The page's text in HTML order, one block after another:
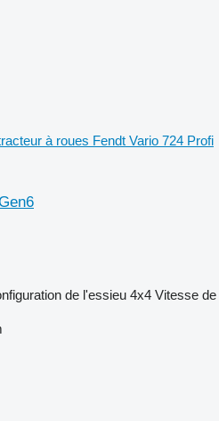
à roues Fendt Vario 724 Profi
de l'essieu 4x4 Vitesse de